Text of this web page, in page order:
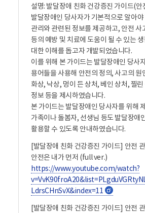
콘센터에 연결하는 것입니다. 정형외과는
인대와 같은 부위의 병을 고치는 병원입
전기코드를 꽂는 곳입니다. 누전은 전기
새어나가는 상태를 말합니다. 용어가 어
하지만 알기 쉬운 동영상으로 설명이 나
부담 가지지 마세요. 2. 안전이란? 안전은
줄이는 것입니다. 안전은 건강하고 행복
필요한 것입니다. 가정은 우리가 가장많
곳이기 때문에 안전이 중요합니다. 가정
전기, 가스, 화상, 낙상 사고가 있고, 이런
상처, 베인 상처, 찔린 상처가 생길 수 있습
안전을 위해서는 다음의 안전수칙을 알
안전을 생각하기 - 위험한 것을 찾아 고치
사용하기 가전제품은 전기를 이용해서
가전제품에는 텔레비전, 컴퓨터, 세탁기,
전자레인지, 전기장판, 선풍기, 에어컨, 헤
있습니다. 가전제품을 잘못 사용하면 사
있습니다. 이런 사고를 전기사고라고 합
때는 전선을 잡아당기지 않고, 전기코드
일자로 빼내며, 안 빠질 경우는 무리해서
설명: 발달장애 친화 건강증진 가이드(안
발달장애인 당사자가 기본적으로 알아야
관리와 관련된 정보를 제공하고, 안전 사
등의 예방 및 치료에 도움이 될 수 있는 생
대한 이해를 돕고자 개발되었습니다.
이를 위해 본 가이드는 발달장애인 당사
용어들을 사용해 안전의 정의, 사고의 원
화상, 낙상, 멍이 든 상처, 베인 상처, 찔
정보 등을 제시하였습니다.
본 가이드는 발달장애인 당사자를 위해
가족이나 돌봄자, 선생님 등도 발달장애
활용할 수 있도록 안내하였습니다.
[발달장애 친화 건강증진 가이드] 안전
안전은 내가 먼저 (full ver.)
https://www.youtube.com/watch?
LdrsCHnSvX&index=11 새
창
[발달장애 친화 건강증진 가이드] 안전